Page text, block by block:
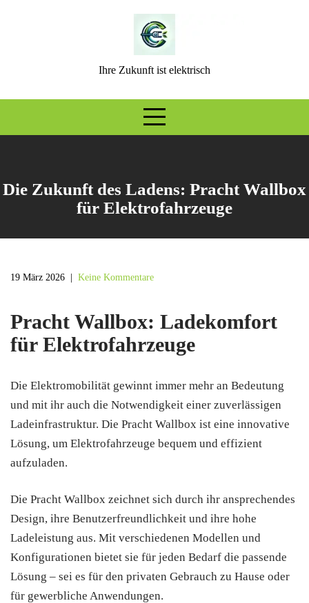
Ihre Zukunft ist elektrisch
Die Zukunft des Ladens: Pracht Wallbox
für Elektrofahrzeuge
19 März 2026 Keine Kommentare
Pracht Wallbox: Ladekomfort
für Elektrofahrzeuge
Die Elektromobilität gewinnt immer mehr an Bedeutung
und mit ihr auch die Notwendigkeit einer zuverlässigen
Ladeinfrastruktur. Die Pracht Wallbox ist eine innovative
Lösung, um Elektrofahrzeuge bequem und effizient
aufzuladen.
Die Pracht Wallbox zeichnet sich durch ihr ansprechendes
Design, ihre Benutzerfreundlichkeit und ihre hohe
Ladeleistung aus. Mit verschiedenen Modellen und
Konfigurationen bietet sie für jeden Bedarf die passende
Lösung – sei es für den privaten Gebrauch zu Hause oder
für gewerbliche Anwendungen.